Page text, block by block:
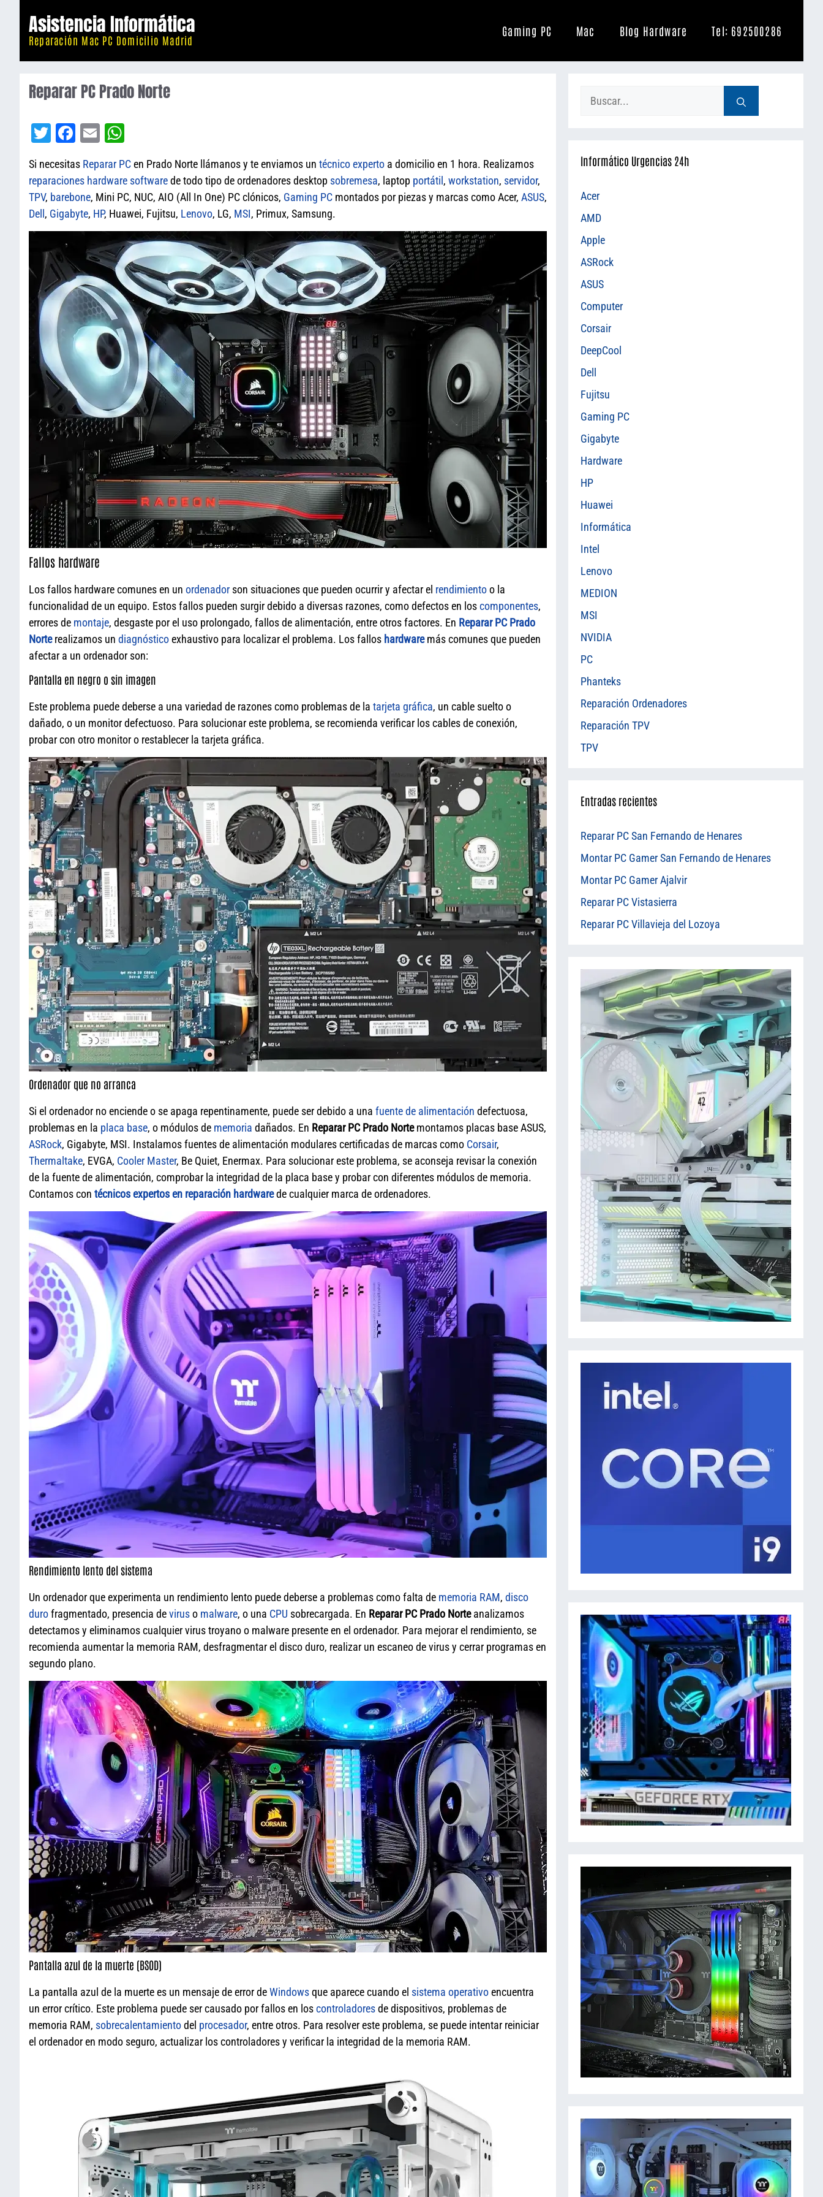
contenido
Asistencia Informática
Reparación Mac PC Domicilio Madrid
Gaming PC Mac Blog Hardware Tel: 692500286
Reparar PC Prado Norte
T
tt
er
Fa
bo
ok
E
ail ts
A
pp
Si necesitas Reparar PCen Prado Norte llámanos y te enviamos un técnico experto a domicilio en 1 hora. Realizamos
reparaciones hardware softwarede todo tipo de ordenadores desktop sobremesa, laptop portátil , workstation, servidor,
TPV, barebone, Mini PC, NUC, AIO (All In One) PC clónicos, Gaming PC montados por piezas y marcas como Acer, ASUS,
Dell , Gigabyte, HP, Huawei, Fujitsu, Lenovo, LG, MSI, Primux, Samsung.
Fallos hardware
Los fallos hardware comunes en un ordenador son situaciones que pueden ocurrir y afectar el rendimientoo la
funcionalidad de un equipo. Estos fallos pueden surgir debido a diversas razones, como defectos en loscomponentes,
errores de montaje, desgaste por el uso prolongado, fallos de alimentación, entre otros factores. En Reparar PC Prado
Norterealizamos un diagnósticoexhaustivo para localizar el problema. Los fallos hardwaremás comunes que pueden
afectar a un ordenador son:
Pantalla en negro o sin imagen
Este problema puede deberse a una variedad de razones como problemas de la tarjeta gráfica, un cable suelto o
dañado, o un monitor defectuoso. Para solucionar este problema, se recomienda verificar los cables de conexión,
probar con otro monitor o restablecer la tarjeta gráfica.
Ordenador que no arranca
Si el ordenador no enciende o se apaga repentinamente, puede ser debido a una fuente de alimentación defectuosa,
problemas en la placa base, o módulos de memoria dañados. En Reparar PC Prado Nortemontamos placas base ASUS,
ASRock, Gigabyte, MSI. Instalamos fuentes de alimentación modulares certificadas de marcas como Corsair,
Thermaltake, EVGA, Cooler Master, Be Quiet, Enermax. Para solucionar este problema, se aconseja revisar la conexión
de la fuente de alimentación, comprobar la integridad de la placa base y probar con diferentes módulos de memoria.
Contamos con técnicos expertos en reparación hardwarede cualquier marca de ordenadores.
Rendimiento lento del sistema
Un ordenador que experimenta un rendimiento lento puede deberse a problemas como falta de memoria RAM, disco
durofragmentado, presencia deviruso malware, o una CPU sobrecargada. En Reparar PC Prado Norteanalizamos
detectamos y eliminamos cualquier virus troyano o malware presente en el ordenador. Para mejorar el rendimiento, se
recomienda aumentar la memoria RAM, desfragmentar el disco duro, realizar un escaneo de virus y cerrar programas en
segundo plano.
Pantalla azul de la muerte (BSOD)
La pantalla azul de la muerte es un mensaje de error deWindowsque aparece cuando el sistema operativoencuentra
un error crítico. Este problema puede ser causado por fallos en loscontroladoresde dispositivos, problemas de
memoria RAM, sobrecalentamientodel procesador, entre otros. Para resolver este problema, se puede intentar reiniciar
el ordenador en modo seguro, actualizar los controladores y verificar la integridad de la memoria RAM.
Informático Urgencias 24h
Acer
AMD
Apple
ASRock
ASUS
Computer
Corsair
DeepCool
Dell
Fujitsu
Gaming PC
Gigabyte
Hardware
HP
Huawei
Informática
Intel
Lenovo
MEDION
MSI
NVIDIA
PC
Phanteks
Reparación Ordenadores
Reparación TPV
TPV
Entradas recientes
Reparar PC San Fernando de Henares
Montar PC Gamer San Fernando de Henares
Montar PC Gamer Ajalvir
Reparar PC Vistasierra
Reparar PC Villavieja del Lozoya